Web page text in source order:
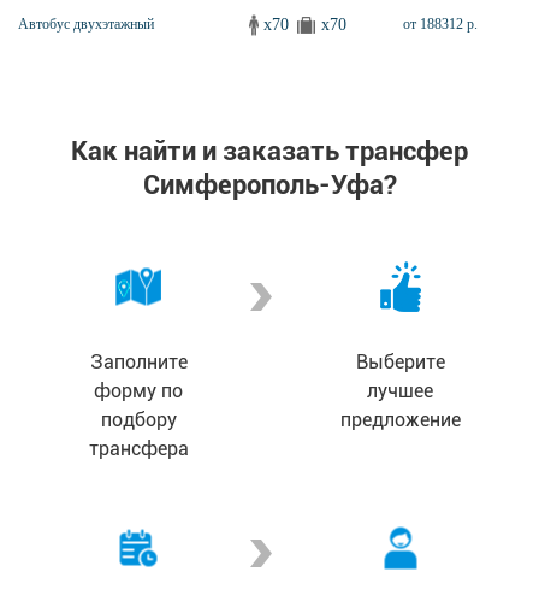
Автобус двухэтажный x70 x70 от 188312 р.
Как найти и заказать трансфер
Симферополь-Уфа?
Заполните
форму по
подбору
трансфера
Выберите
лучшее
предложение